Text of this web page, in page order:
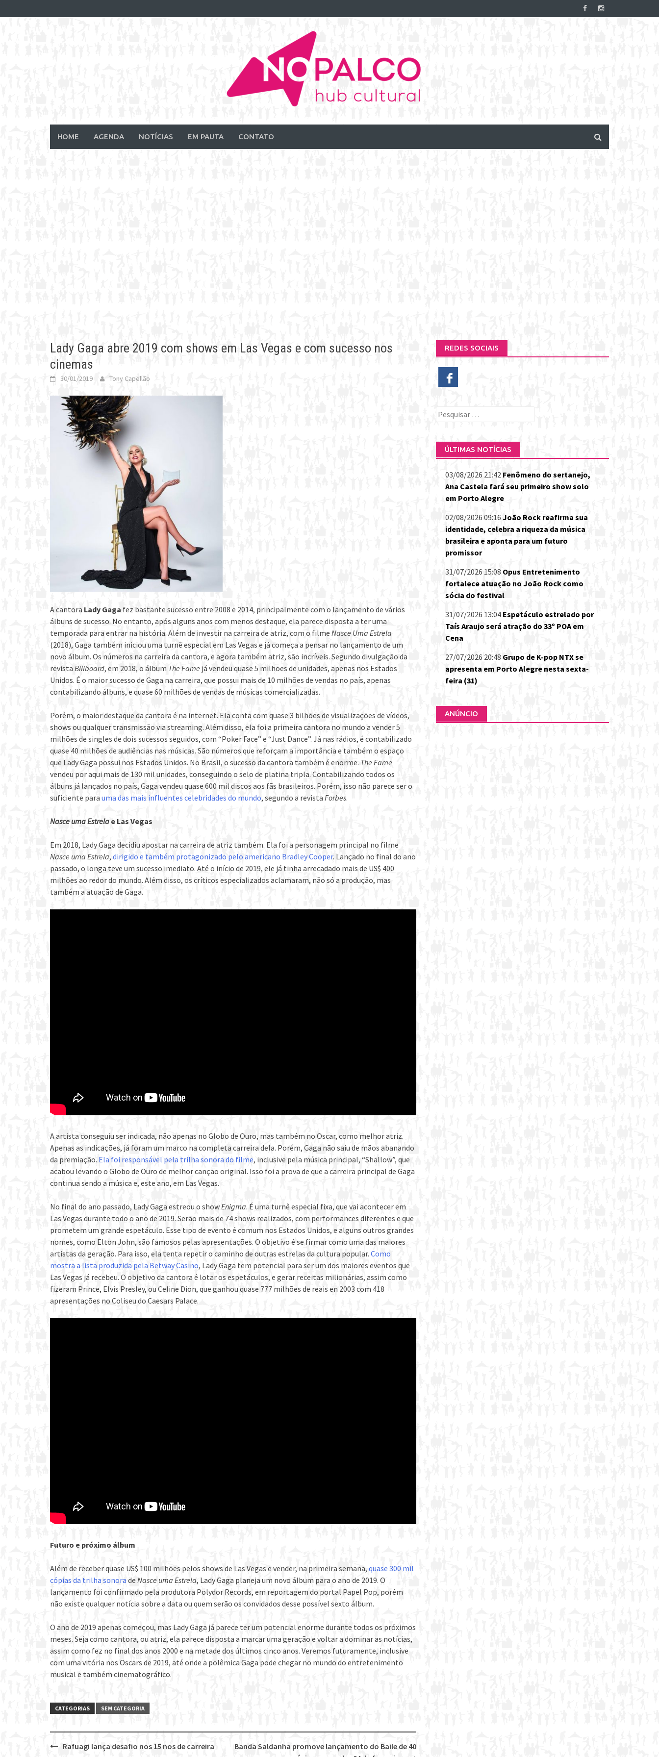
to
HOME AGENDA NOTÍCIAS EM PAUTA CONTATO
Lady Gaga abre 2019 com shows em Las Vegas e com sucesso nos
cinemas
30/01/2019 Tony Capellão
A cantora Lady Gaga fez bastante sucesso entre 2008 e 2014, principalmente com o lançamento de vários
álbuns de sucesso. No entanto, após alguns anos com menos destaque, ela parece disposta a ter uma
temporada para entrar na história. Além de investir na carreira de atriz, com o filme Nasce Uma Estrela
(2018), Gaga também iniciou uma turnê especial em Las Vegas e já começa a pensar no lançamento de um
novo álbum. Os números na carreira da cantora, e agora também atriz, são incríveis. Segundo divulgação da
revista Billboard, em 2018, o álbum The Fame já vendeu quase 5 milhões de unidades, apenas nos Estados
Unidos. É o maior sucesso de Gaga na carreira, que possui mais de 10 milhões de vendas no país, apenas
contabilizando álbuns, e quase 60 milhões de vendas de músicas comercializadas.
Porém, o maior destaque da cantora é na internet. Ela conta com quase 3 bilhões de visualizações de vídeos,
shows ou qualquer transmissão via streaming. Além disso, ela foi a primeira cantora no mundo a vender 5
milhões de singles de dois sucessos seguidos, com “Poker Face” e “Just Dance”. Já nas rádios, é contabilizado
quase 40 milhões de audiências nas músicas. São números que reforçam a importância e também o espaço
que Lady Gaga possui nos Estados Unidos. No Brasil, o sucesso da cantora também é enorme. The Fame
vendeu por aqui mais de 130 mil unidades, conseguindo o selo de platina tripla. Contabilizando todos os
álbuns já lançados no país, Gaga vendeu quase 600 mil discos aos fãs brasileiros. Porém, isso não parece ser o
suficiente para uma das mais influentes celebridades do mundo, segundo a revista Forbes.
Nasce uma Estrela e Las Vegas
Em 2018, Lady Gaga decidiu apostar na carreira de atriz também. Ela foi a personagem principal no filme
Nasce uma Estrela, dirigido e também protagonizado pelo americano Bradley Cooper. Lançado no final do ano
passado, o longa teve um sucesso imediato. Até o início de 2019, ele já tinha arrecadado mais de US$ 400
milhões ao redor do mundo. Além disso, os críticos especializados aclamaram, não só a produção, mas
também a atuação de Gaga.
A artista conseguiu ser indicada, não apenas no Globo de Ouro, mas também no Oscar, como melhor atriz.
Apenas as indicações, já foram um marco na completa carreira dela. Porém, Gaga não saiu de mãos abanando
da premiação. Ela foi responsável pela trilha sonora do filme, inclusive pela música principal, “Shallow”, que
acabou levando o Globo de Ouro de melhor canção original. Isso foi a prova de que a carreira principal de Gaga
continua sendo a música e, este ano, em Las Vegas.
No final do ano passado, Lady Gaga estreou o showEnigma. É uma turnê especial fixa, que vai acontecer em
Las Vegas durante todo o ano de 2019. Serão mais de 74 shows realizados, com performances diferentes e que
prometem um grande espetáculo. Esse tipo de evento é comum nos Estados Unidos, e alguns outros grandes
nomes, como Elton John, são famosos pelas apresentações. O objetivo é se firmar como uma das maiores
artistas da geração. Para isso, ela tenta repetir o caminho de outras estrelas da cultura popular. Como
mostra a lista produzida pela Betway Casino, Lady Gaga tem potencial para ser um dos maiores eventos que
Las Vegas já recebeu. O objetivo da cantora é lotar os espetáculos, e gerar receitas milionárias, assim como
fizeram Prince, Elvis Presley, ou Celine Dion, que ganhou quase 777 milhões de reais en 2003 com 418
apresentações no Coliseu do Caesars Palace.
Futuro e próximo álbum
Além de receber quase US$ 100 milhões pelos shows de Las Vegas e vender, na primeira semana, quase 300 mil
cópias da trilha sonora de Nasce uma Estrela, Lady Gaga planeja um novo álbum para o ano de 2019. O
lançamento foi confirmado pela produtora Polydor Records, em reportagem do portal Papel Pop, porém
não existe qualquer notícia sobre a data ou quem serão os convidados desse possível sexto álbum.
O ano de 2019 apenas começou, mas Lady Gaga já parece ter um potencial enorme durante todos os próximos
meses. Seja como cantora, ou atriz, ela parece disposta a marcar uma geração e voltar a dominar as notícias,
assim como fez no final dos anos 2000 e na metade dos últimos cinco anos. Veremos futuramente, inclusive
com uma vitória nos Oscars de 2019, até onde a polêmica Gaga pode chegar no mundo do entretenimento
musical e também cinematográfico.
CATEGORIAS SEM CATEGORIA
Banda Saldanha promove lançamento do Baile de 40
Rafuagi lança desafio nos 15 nos de carreira
REDES SOCIAIS
Pesquisar
ÚLTIMAS NOTÍCIAS
03/08/2026 21:42 Fenômeno do sertanejo,
Ana Castela fará seu primeiro show solo
em Porto Alegre
02/08/2026 09:16 João Rock reafirma sua
identidade, celebra a riqueza da música
brasileira e aponta para um futuro
promissor
31/07/2026 15:08 Opus Entretenimento
fortalece atuação no João Rock como
sócia do festival
31/07/2026 13:04 Espetáculo estrelado por
Taís Araujo será atração do 33º POA em
Cena
27/07/2026 20:48 Grupo de K-pop NTX se
apresenta em Porto Alegre nesta sexta-
feira (31)
ANÚNCIO